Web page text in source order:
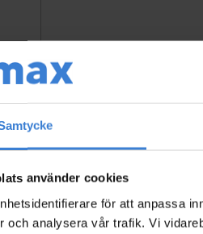
använder cookies
för att anpassa
och analysera vår trafik. Vi
Ma
Lägg till i favoriter